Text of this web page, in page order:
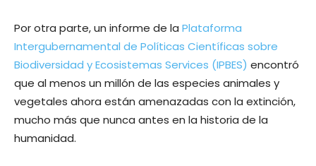
Por otra parte, un informe de la Plataforma
Intergubernamental de Políticas Científicas sobre
Biodiversidad y Ecosistemas Services (IPBES) encontró
que al menos un millón de las especies animales y
vegetales ahora están amenazadas con la extinción,
mucho más que nunca antes en la historia de la
humanidad.